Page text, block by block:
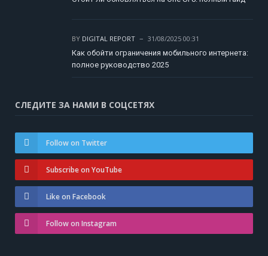
BY DIGITAL REPORT
31/08/2025 00:31
Как обойти ограничения мобильного интернета:
полное руководство 2025
СЛЕДИТЕ ЗА НАМИ В СОЦСЕТЯХ
Follow on Twitter
Subscribe on YouTube
Like on Facebook
Follow on Instagram